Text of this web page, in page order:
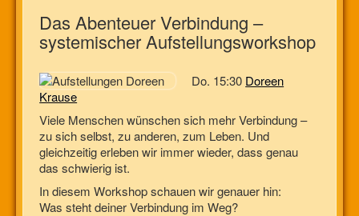
Das Abenteuer Verbindung –
systemischer Aufstellungsworkshop
Do. 15:30 Doreen
Krause
Viele Menschen wünschen sich mehr Verbindung –
zu sich selbst, zu anderen, zum Leben. Und
gleichzeitig erleben wir immer wieder, dass genau
das schwierig ist.
In diesem Workshop schauen wir genauer hin:
Was steht deiner Verbindung im Weg?